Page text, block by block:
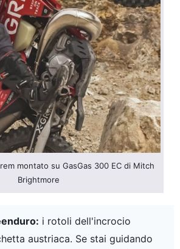
montato su GasGas 300 EC di Mitch
Brightmore
i rotoli dell'incrocio
austriaca. Se stai guidando